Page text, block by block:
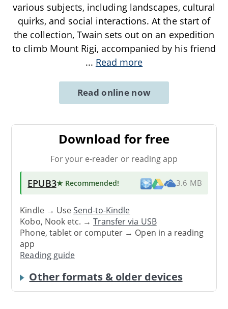
various subjects, including landscapes, cultural
quirks, and social interactions. At the start of
the collection, Twain sets out on an expedition
to climb Mount Rigi, accompanied by his friend
... Read more
Read online now
Download for free
For your e-reader or reading app
EPUB3★ Recommended! 3.6 MB
Kindle → UseSend-to-Kindle
Kobo, Nook etc. →Transfer via USB
Phone, tablet or computer → Open in a reading
app
Reading guide
Other formats & older devices